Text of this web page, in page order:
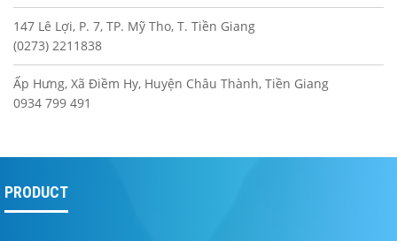
147 Lê Lợi, P. 7, TP. Mỹ Tho, T. Tiền Giang
(0273) 2211838
Ấp Hưng, Xã Điềm Hy, Huyện Châu Thành, Tiền Giang
0934 799 491
PRODUCT